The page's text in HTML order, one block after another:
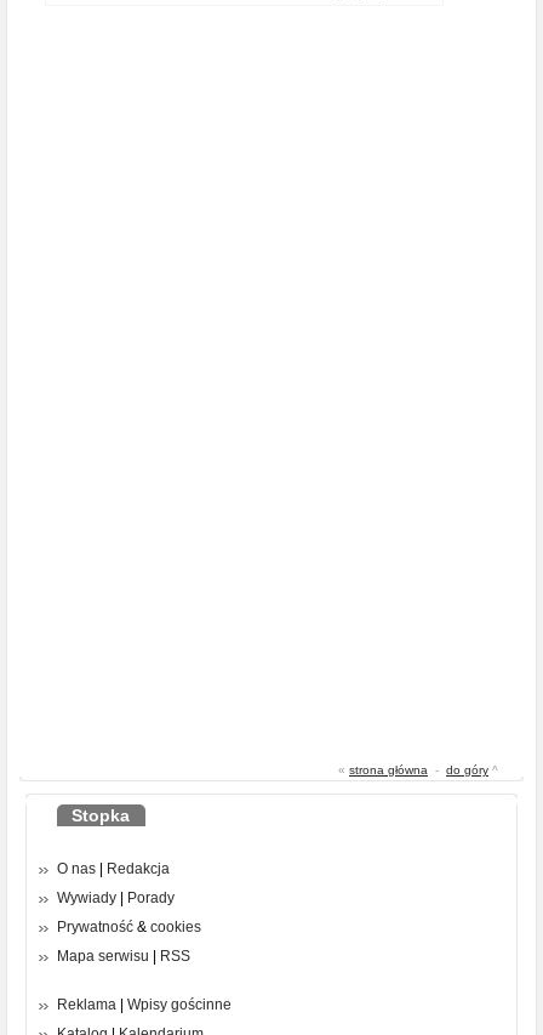
« strona główna - do góry ^
Stopka
O nas
Redakcja
Wywiady
Porady
Prywatność & cookies
Mapa serwisu
RSS
Reklama
Wpisy gościnne